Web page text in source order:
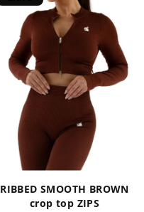
RIBBED SMOOTH BROWN
crop top ZIPS